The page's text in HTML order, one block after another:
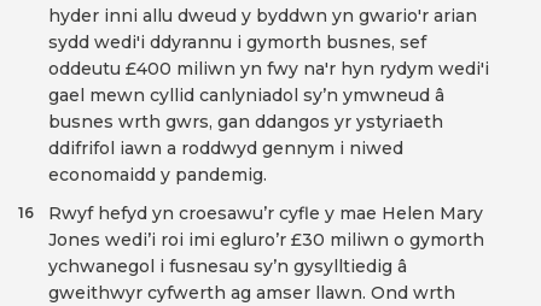
hyder inni allu dweud y byddwn yn gwario'r arian
sydd wedi'i ddyrannu i gymorth busnes, sef
oddeutu £400 miliwn yn fwy na'r hyn rydym wedi'i
gael mewn cyllid canlyniadol sy’n ymwneud â
busnes wrth gwrs, gan ddangos yr ystyriaeth
ddifrifol iawn a roddwyd gennym i niwed
economaidd y pandemig.
Rwyf hefyd yn croesawu’r cyfle y mae Helen Mary
Jones wedi’i roi imi egluro’r £30 miliwn o gymorth
ychwanegol i fusnesau sy’n gysylltiedig â
gweithwyr cyfwerth ag amser llawn. Ond wrth
16